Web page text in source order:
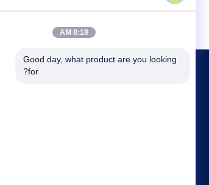
8:18 AM
Good day, what product are you looking
for?